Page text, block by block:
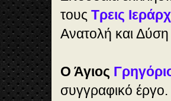
τους Τρεις
Ανατολή και Δύση
Ο Άγιος
συγγραφικό έργο.